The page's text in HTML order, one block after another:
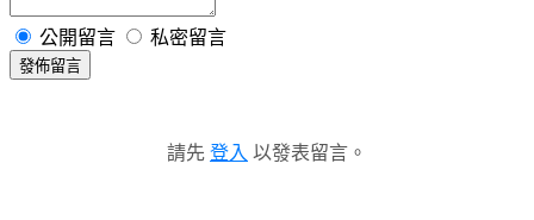
公開留言 私密留言
發佈留言
請先 登入 以發表留言。